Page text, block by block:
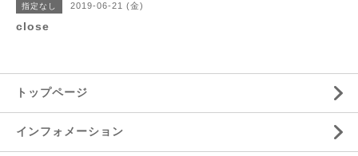
指定なし 2019-06-21 (金)
close
トップページ
インフォメーション